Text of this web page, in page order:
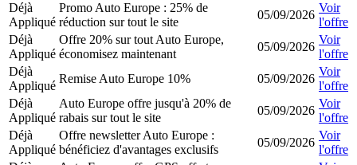
Déjà
Appliqué
Promo Auto Europe : 25% de
réduction sur tout le site
05/09/2026
Voir
l'offre
Déjà
Appliqué
Offre 20% sur tout Auto Europe,
économisez maintenant
05/09/2026
Voir
l'offre
Déjà
Appliqué
Remise Auto Europe 10% 05/09/2026
Voir
l'offre
Déjà
Appliqué
Auto Europe offre jusqu'à 20% de
rabais sur tout le site
05/09/2026
Voir
l'offre
Déjà
Appliqué
Offre newsletter Auto Europe :
bénéficiez d'avantages exclusifs
05/09/2026
Voir
l'offre